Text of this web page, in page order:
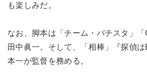
も楽しみだ。
なお、脚本は「チーム・バチスタ」
田中眞一。そして、「相棒」『探偵
本一が監督を務める。